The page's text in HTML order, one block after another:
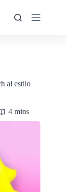
al estilo
4 mins